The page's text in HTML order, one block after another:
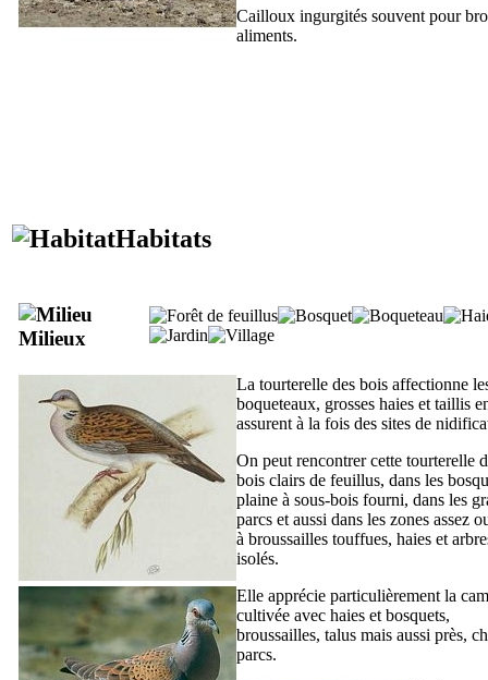
Cailloux ingurgités souvent pour
aliments.
Habitats
Milieux
La tourterelle des bois affectionne
boqueteaux, grosses haies et taillis
assurent à la fois des sites de
On peut rencontrer cette tourterelle
bois clairs de feuillus, dans les
plaine à sous-bois fourni, dans les
parcs et aussi dans les zones assez
à broussailles touffues, haies et
isolés.
Elle apprécie particulièrement la
cultivée avec haies et bosquets,
broussailles, talus mais aussi près,
parcs.